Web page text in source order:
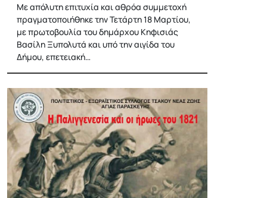
Με απόλυτη επιτυχία και αθρόα συμμετοχή
πραγματοποιήθηκε την Τετάρτη 18 Μαρτίου,
με πρωτοβουλία του δημάρχου Κηφισιάς
Βασίλη Ξυπολυτά και υπό την αιγίδα του
Δήμου, επετειακή…